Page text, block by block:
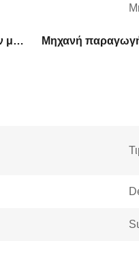
Μηχανή αλεξίπτωσης σωλήνων με τοίχο 6 mm